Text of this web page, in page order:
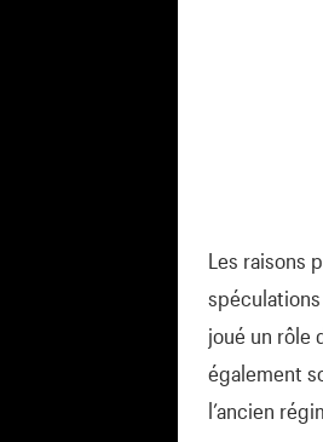
Les raisons
joué un rôle
également
l’ancien